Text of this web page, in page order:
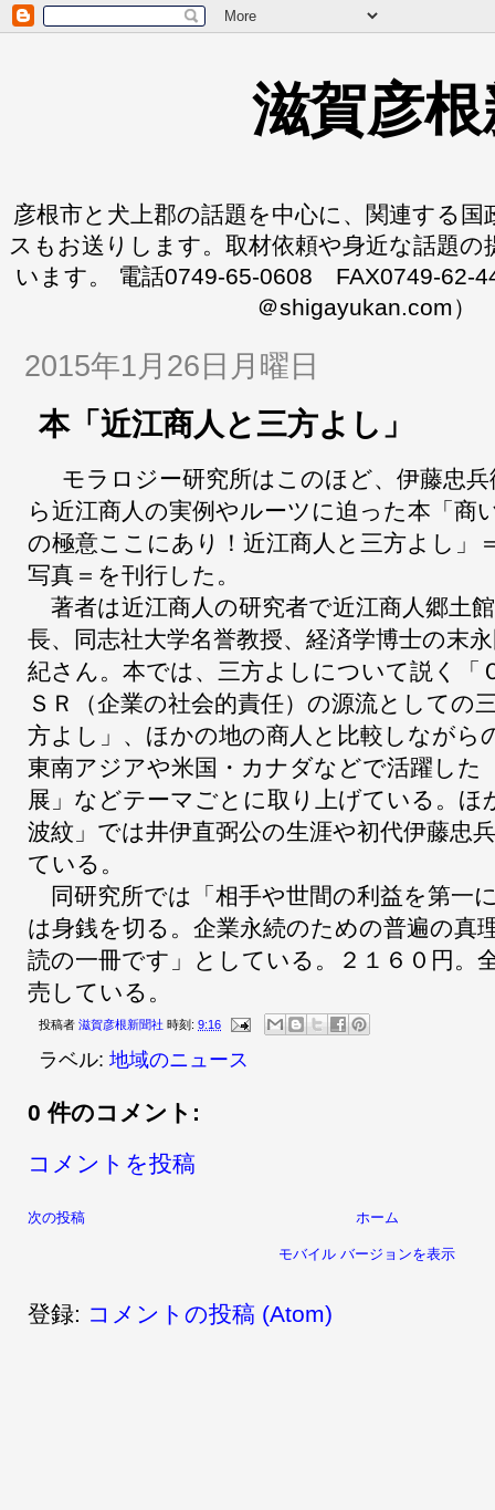
滋賀彦根
彦根市と犬上郡の話題を中心に、関連する国
スもお送りします。取材依頼や身近な話題
います。 電話0749-65-0608 FAX0749-62-
＠shigayukan.com）
2015年1月26日月曜日
本「近江商人と三方よし」
モラロジー研究所はこのほど、伊藤忠兵
ら近江商人の実例やルーツに迫った本「商
の極意ここにあり！近江商人と三方よし」
写真＝を刊行した。
著者は近江商人の研究者で近江商人郷土
長、同志社大学名誉教授、経済学博士の末
紀さん。本では、三方よしについて説く「
ＳＲ（企業の社会的責任）の源流としての
方よし」、ほかの地の商人と比較しながら
東南アジアや米国・カナダなどで活躍した
展」などテーマごとに取り上げている。ほ
波紋」では井伊直弼公の生涯や初代伊藤忠
ている。
同研究所では「相手や世間の利益を第一
は身銭を切る。企業永続のための普遍の真
読の一冊です」としている。２１６０円。
売している。
投稿者 滋賀彦根新聞社 時刻: 9:16
ラベル: 地域のニュース
0 件のコメント:
コメントを投稿
次の投稿 ホーム
モバイル バージョンを表示
登録: コメントの投稿 (Atom)